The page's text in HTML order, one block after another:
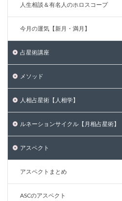
人生相談＆有名人のホロスコープ
今月の運気【新月・満月】
占星術講座
メソッド
人相占星術【人相学】
ルネーションサイクル【月相占星術】
アスペクト
アスペクトまとめ
ASCのアスペクト